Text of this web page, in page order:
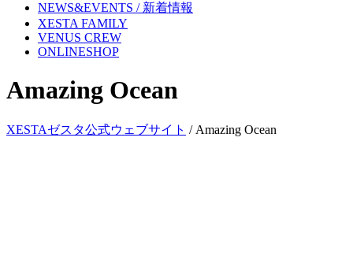
NEWS&EVENTS / 新着情報
XESTA FAMILY
VENUS CREW
ONLINESHOP
Amazing Ocean
XESTAゼスタ公式ウェブサイト / Amazing Ocean